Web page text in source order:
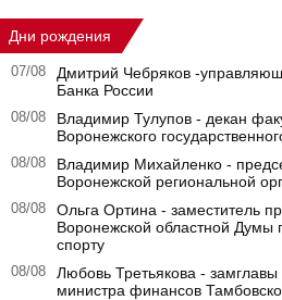
Дни рождения
07/08
Дмитрий Чебряков -
Банка России
08/08
Владимир Тулупов - декан
Воронежского
08/08
Владимир Михайленко -
Воронежской региональной
08/08
Ольга Ортина - заместитель
Воронежской областной Думы
спорту
08/08
Любовь Третьякова - замглавы
министра финансов